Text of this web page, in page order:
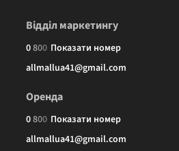
Відділ маркетингу
0800 Показати номер
allmallua41@gmail.com
Оренда
0800 Показати номер
allmallua41@gmail.com